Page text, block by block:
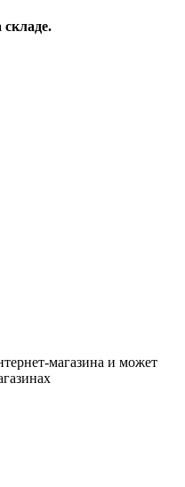
магазина и может